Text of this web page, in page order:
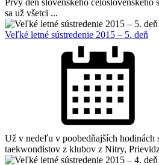
Prvý deň slovenského
sa už všetci ...
Veľké letné sústredenie 2015 – 5. deň
Už v nedeľu v poobedňajších hodinách
taekwondistov z klubov z Nitry,